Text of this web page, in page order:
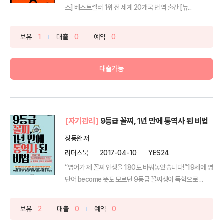
스] 베스트셀러 1위 전 세계 20개국 번역 출간 [뉴...
보유 1 대출 0 예약 0
대출가능
[자기관리] 9등급 꼴찌, 1년 만에 통역사 된 비법
장동완 저
리더스북
2017-04-10
YES24
“영어가 제 꼴찌 인생을 180도 바꿔놓았습니다!”19세에 영
단어 become 뜻도 모르던 9등급 꼴찌생이 독학으로 ...
보유 2 대출 0 예약 0